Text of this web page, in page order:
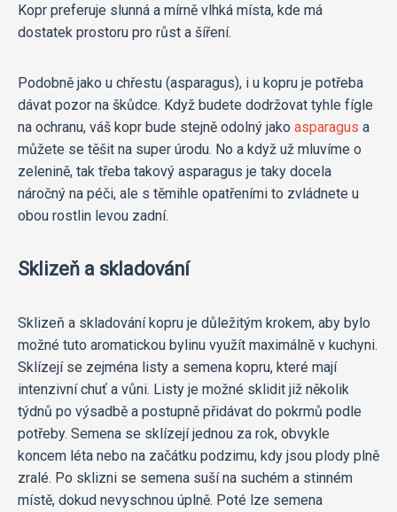
Kopr preferuje slunná a mírně vlhká místa, kde má
dostatek prostoru pro růst a šíření.
Podobně jako u chřestu (asparagus), i u kopru je potřeba
dávat pozor na škůdce. Když budete dodržovat tyhle fígle
na ochranu, váš kopr bude stejně odolný jako asparagus a
můžete se těšit na super úrodu. No a když už mluvíme o
zelenině, tak třeba takový asparagus je taky docela
náročný na péči, ale s těmihle opatřeními to zvládnete u
obou rostlin levou zadní.
Sklizeň a skladování
Sklizeň a skladování kopru je důležitým krokem, aby bylo
možné tuto aromatickou bylinu využít maximálně v kuchyni.
Sklízejí se zejména listy a semena kopru, které mají
intenzivní chuť a vůni. Listy je možné sklidit již několik
týdnů po výsadbě a postupně přidávat do pokrmů podle
potřeby. Semena se sklízejí jednou za rok, obvykle
koncem léta nebo na začátku podzimu, kdy jsou plody plně
zralé. Po sklizni se semena suší na suchém a stinném
místě, dokud nevyschnou úplně. Poté lze semena